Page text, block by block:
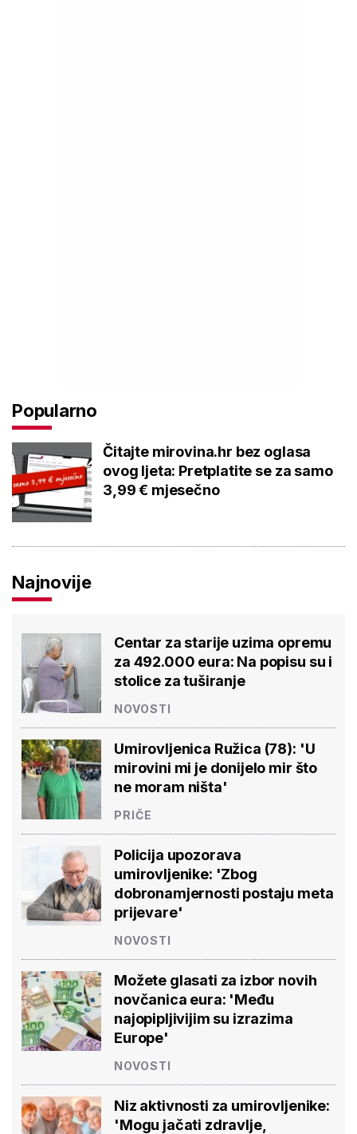
Popularno
Čitajte mirovina.hr bez oglasa
ovog ljeta: Pretplatite se za samo
3,99 € mjesečno
Najnovije
Centar za starije uzima opremu
za 492.000 eura: Na popisu su i
stolice za tuširanje
NOVOSTI
Umirovljenica Ružica (78): 'U
mirovini mi je donijelo mir što
ne moram ništa'
PRIČE
Policija upozorava
umirovljenike: 'Zbog
dobronamjernosti postaju meta
prijevare'
NOVOSTI
Možete glasati za izbor novih
novčanica eura: 'Među
najopipljivijim su izrazima
Europe'
NOVOSTI
Niz aktivnosti za umirovljenike:
'Mogu jačati zdravlje,